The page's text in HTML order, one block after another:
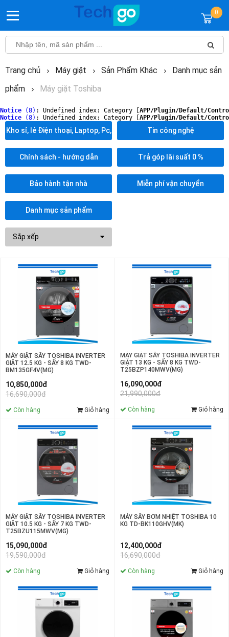
0
Trang chủ Máy giặt Sản Phẩm Khác
Danh mục sản
phẩm
Máy giặt Toshiba
Notice (8) : Undefined index: Category [ APP/Plugin/Default/
Notice (8) : Undefined index: Category [ APP/Plugin/Default/
Kho sỉ, lẻ Điện thoại, Laptop, Pc,
Linh kiện máy tính
Tin công nghệ
Chính sách - hướng dẫn Trả góp lãi suất 0 %
Bảo hành tận nhà Miễn phí vận chuyển
Danh mục sản phẩm
Sắp xếp
MÁY GIẶT SẤY TOSHIBA INVERTER
GIẶT 12.5 KG - SẤY 8 KG TWD-
BM135GF4V(MG)
10,850,000đ
16,690,000đ
Còn hàng Giỏ hàng
MÁY GIẶT SẤY TOSHIBA INVERTER
GIẶT 13 KG - SẤY 8 KG TWD-
T25BZP140MWV(MG)
16,090,000đ
21,990,000đ
Còn hàng Giỏ hàng
MÁY GIẶT SẤY TOSHIBA INVERTER
GIẶT 10.5 KG - SẤY 7 KG TWD-
T25BZU115MWV(MG)
15,090,000đ
19,590,000đ
Còn hàng Giỏ hàng
MÁY SẤY BƠM NHIỆT TOSHIBA 10
KG TD-BK110GHV(MK)
12,400,000đ
16,690,000đ
Còn hàng Giỏ hàng